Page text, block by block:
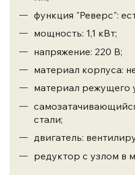
функция "Реверс":
мощность: 1,1 кВт;
напряжение: 220 В;
материал корпуса:
материал режущего
стали;
двигатель:
редуктор с узлом в